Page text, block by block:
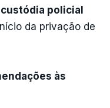
policial
da privação de
às